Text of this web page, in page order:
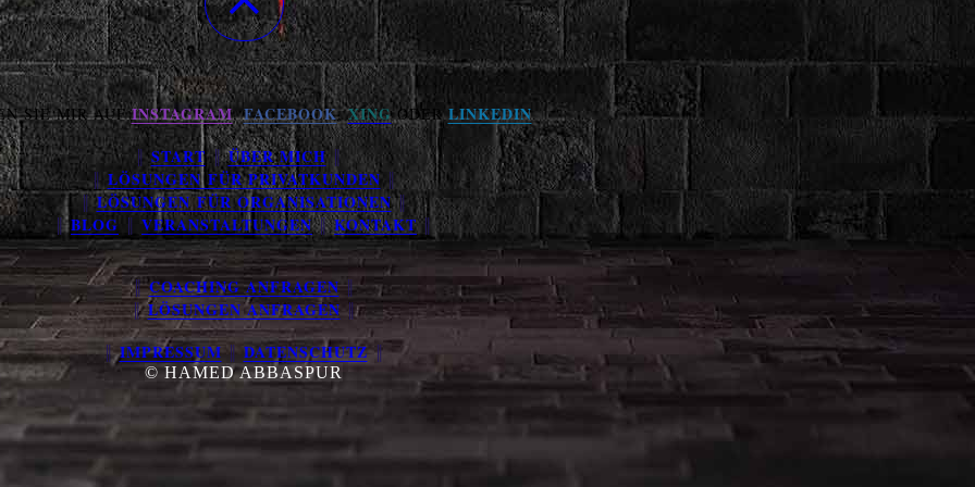
SIE MIR AUFINSTAGRAM,FACEBOOK,XINGODERLINKEDIN.
║START ║ÜBER MICH║
║ LÖSUNGEN FÜR PRIVATKUNDEN
║
║LÖSUNGEN FÜR ORGANISATIONEN ║
║BLOG VERANSTALTUNGEN║KONTAKT ║
║COACHING ANFRAGEN║
║LÖSUNGEN ANFRAGEN ║
║IMPRESSUM║ DATENSCHUTZ ║
© HAMED ABBASPUR